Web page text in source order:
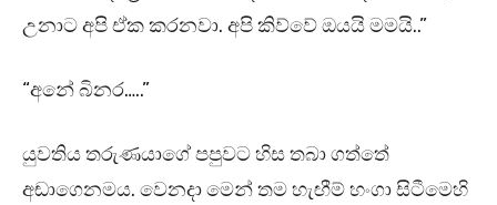
උනාට අපි ඒක කරනවා. අපි කිව්වේ ඔයයි මමයි..”
“අනේ බිනර…..”
යුවතිය තරුණයාගේ පපුවට හිස තබා ගත්තේ
අඬාගෙනමය. වෙනදා මෙන් තම හැඟීම් හංගා සිටීමෙහි